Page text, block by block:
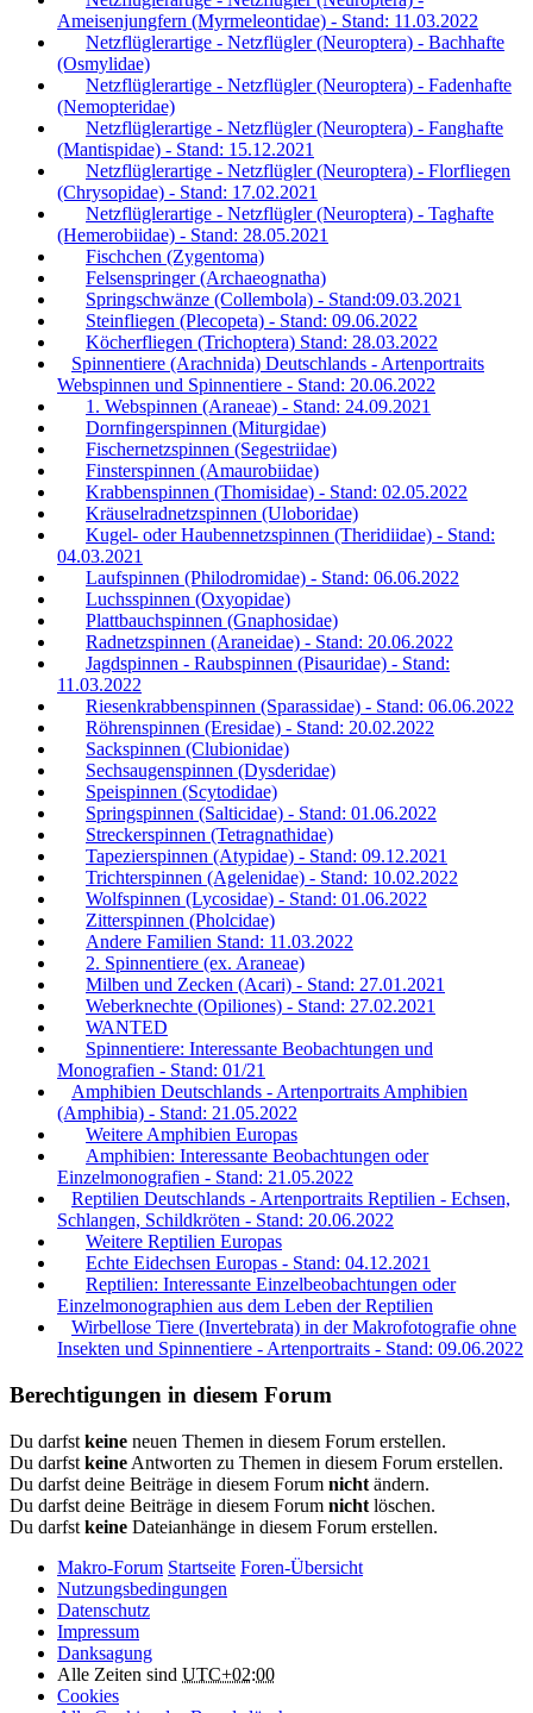
Ameisenjungfern (Myrmeleontidae) - Stand: 11.03.2022
Netzflüglerartige - Netzflügler (Neuroptera) - Bachhafte
(Osmylidae)
Netzflüglerartige - Netzflügler (Neuroptera) - Fadenhafte
(Nemopteridae)
Netzflüglerartige - Netzflügler (Neuroptera) - Fanghafte
(Mantispidae) - Stand: 15.12.2021
Netzflüglerartige - Netzflügler (Neuroptera) - Florfliegen
(Chrysopidae) - Stand: 17.02.2021
Netzflüglerartige - Netzflügler (Neuroptera) - Taghafte
(Hemerobiidae) - Stand: 28.05.2021
Fischchen (Zygentoma)
Felsenspringer (Archaeognatha)
Springschwänze (Collembola) - Stand:09.03.2021
Steinfliegen (Plecopeta) - Stand: 09.06.2022
Köcherfliegen (Trichoptera) Stand: 28.03.2022
Spinnentiere (Arachnida) Deutschlands - Artenportraits
Webspinnen und Spinnentiere - Stand: 20.06.2022
1. Webspinnen (Araneae) - Stand: 24.09.2021
Dornfingerspinnen (Miturgidae)
Fischernetzspinnen (Segestriidae)
Finsterspinnen (Amaurobiidae)
Krabbenspinnen (Thomisidae) - Stand: 02.05.2022
Kräuselradnetzspinnen (Uloboridae)
Kugel- oder Haubennetzspinnen (Theridiidae) - Stand:
04.03.2021
Laufspinnen (Philodromidae) - Stand: 06.06.2022
Luchsspinnen (Oxyopidae)
Plattbauchspinnen (Gnaphosidae)
Radnetzspinnen (Araneidae) - Stand: 20.06.2022
Jagdspinnen - Raubspinnen (Pisauridae) - Stand:
11.03.2022
Riesenkrabbenspinnen (Sparassidae) - Stand: 06.06.2022
Röhrenspinnen (Eresidae) - Stand: 20.02.2022
Sackspinnen (Clubionidae)
Sechsaugenspinnen (Dysderidae)
Speispinnen (Scytodidae)
Springspinnen (Salticidae) - Stand: 01.06.2022
Streckerspinnen (Tetragnathidae)
Tapezierspinnen (Atypidae) - Stand: 09.12.2021
Trichterspinnen (Agelenidae) - Stand: 10.02.2022
Wolfspinnen (Lycosidae) - Stand: 01.06.2022
Zitterspinnen (Pholcidae)
Andere Familien Stand: 11.03.2022
2. Spinnentiere (ex. Araneae)
Milben und Zecken (Acari) - Stand: 27.01.2021
Weberknechte (Opiliones) - Stand: 27.02.2021
WANTED
Spinnentiere: Interessante Beobachtungen und
Monografien - Stand: 01/21
Amphibien Deutschlands - Artenportraits Amphibien
(Amphibia) - Stand: 21.05.2022
Weitere Amphibien Europas
Amphibien: Interessante Beobachtungen oder
Einzelmonografien - Stand: 21.05.2022
Reptilien Deutschlands - Artenportraits Reptilien - Echsen,
Schlangen, Schildkröten - Stand: 20.06.2022
Weitere Reptilien Europas
Echte Eidechsen Europas - Stand: 04.12.2021
Reptilien: Interessante Einzelbeobachtungen oder
Einzelmonographien aus dem Leben der Reptilien
Wirbellose Tiere (Invertebrata) in der Makrofotografie ohne
Insekten und Spinnentiere - Artenportraits - Stand: 09.06.2022
Berechtigungen in diesem Forum
Du darfst keine neuen Themen in diesem Forum erstellen.
Du darfst keine Antworten zu Themen in diesem Forum erstellen.
Du darfst deine Beiträge in diesem Forum nicht ändern.
Du darfst deine Beiträge in diesem Forum nicht löschen.
Du darfst keine Dateianhänge in diesem Forum erstellen.
Makro-Forum Startseite Foren-Übersicht
Nutzungsbedingungen
Datenschutz
Impressum
Danksagung
Alle Zeiten sind UTC+02:00
Cookies